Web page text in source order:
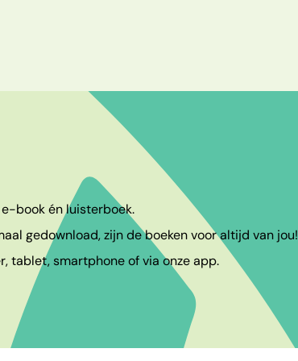
book én luisterboek.
gedownload, zijn de boeken voor altijd van jou!
tablet, smartphone of via onze app.